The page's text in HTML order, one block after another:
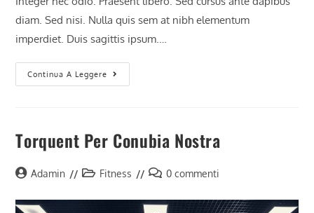
diam. Sed nisi. Nulla quis sem at nibh elementum
imperdiet. Duis sagittis ipsum.…
Continua A Leggere
Interdum
Magna
Torquent Per Conubia Nostra
AutoreAdamin
Categoria
Fitness
Commenti
0 commenti